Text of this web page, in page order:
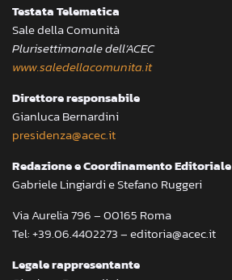
Testata Telematica
Sale della Comunità
Plurisettimanale dell’ACEC
www.saledellacomunita.it
Direttore responsabile
Gianluca Bernardini
presidenza@acec.it
Redazione e Coordinamento Editoriale
Gabriele Lingiardi e Stefano Ruggeri
Via Aurelia 796 – 00165 Roma
Tel: +39.06.4402273 – editoria@acec.it
Legale rappresentante